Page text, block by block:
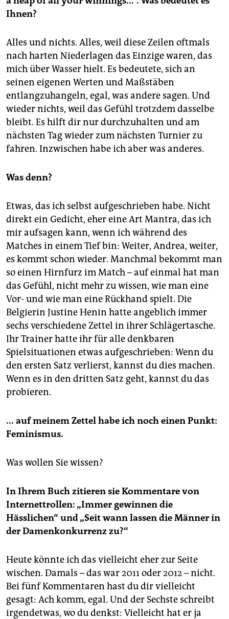
Ihnen?
Alles und nichts. Alles, weil diese Zeilen oftmals
nach harten Niederlagen das Einzige waren, das
mich über Wasser hielt. Es bedeutete, sich an
seinen eigenen Werten und Maßstäben
entlangzuhangeln, egal, was andere sagen. Und
wieder nichts, weil das Gefühl trotzdem dasselbe
bleibt. Es hilft dir nur durchzuhalten und am
nächsten Tag wieder zum nächsten Turnier zu
fahren. Inzwischen habe ich aber was anderes.
Was denn?
Etwas, das ich selbst aufgeschrieben habe. Nicht
direkt ein Gedicht, eher eine Art Mantra, das ich
mir aufsagen kann, wenn ich während des
Matches in einem Tief bin: Weiter, Andrea, weiter,
es kommt schon wieder. Manchmal bekommt man
so einen Hirnfurz im Match – auf einmal hat man
das Gefühl, nicht mehr zu wissen, wie man eine
Vor- und wie man eine Rückhand spielt. Die
Belgierin Justine Henin hatte angeblich immer
sechs verschiedene Zettel in ihrer Schlägertasche.
Ihr Trainer hatte ihr für alle denkbaren
Spielsituationen etwas aufgeschrieben: Wenn du
den ersten Satz verlierst, kannst du dies machen.
Wenn es in den dritten Satz geht, kannst du das
probieren.
... auf meinem Zettel habe ich noch einen Punkt:
Feminismus.
Was wollen Sie wissen?
In Ihrem Buch zitieren sie Kommentare von
Internettrollen: „Immer gewinnen die
Hässlichen“ und „Seit wann lassen die Männer in
der Damenkonkurrenz zu?“
Heute könnte ich das vielleicht eher zur Seite
wischen. Damals – das war 2011 oder 2012 – nicht.
Bei fünf Kommentaren hast du dir vielleicht
gesagt: Ach komm, egal. Und der Sechste schreibt
irgendetwas, wo du denkst: Vielleicht hat er ja